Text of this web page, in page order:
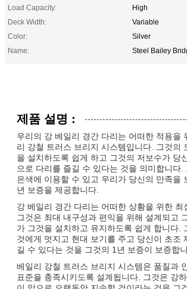
Load Capacity:
High
Deck Width:
Variable
Color:
Silver
Name:
Steel Bailey
제품 설명 :
우리의 강 베일리 경간 다리는 어떠한 적용을
리 강철 트러스 브리지 시스템입니다. 그것의
을 설치하도록 쉽게 하고 그것의 저보수가 당
으로 다리를 즐길 수 있다는 것을 의미합니다.
은색에 이용할 수 있고 우리가 당신의 만족을
년 보증을 제공합니다.
강 베일리 경간 다리는 어떠한 상황을 위한 최
그것은 최대 내구성과 편익을 위해 설계되고
가 그것을 설치하고 유지하도록 쉽게 합니다.
것에게 멋지고 현대 보기를 주고 당신이 초조
길 수 있다는 것을 그것의 1년 보증이 보증합
베일리 강철 트러스 브리지 시스템은 품질과
표준을 충족시키도록 설계됩니다. 그것은 강